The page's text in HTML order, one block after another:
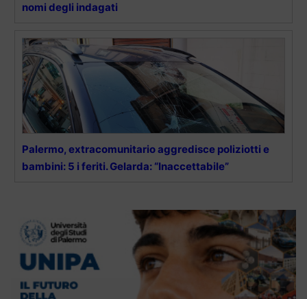
nomi degli indagati
Palermo, extracomunitario aggredisce poliziotti e
bambini: 5 i feriti. Gelarda: “Inaccettabile”